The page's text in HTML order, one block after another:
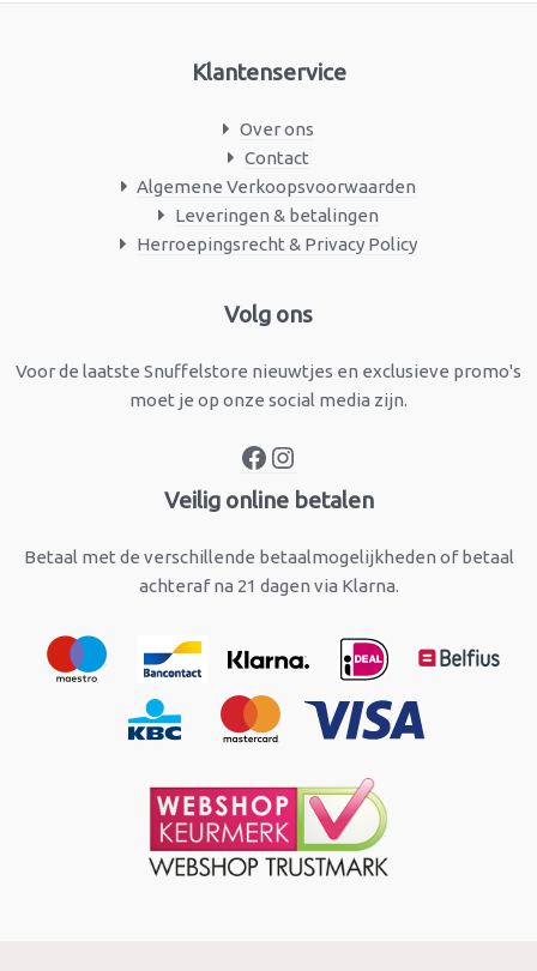
Klantenservice
Over ons
Contact
Algemene Verkoopsvoorwaarden
Leveringen & betalingen
Herroepingsrecht & Privacy Policy
Volg ons
Voor de laatste Snuffelstore nieuwtjes en exclusieve promo's
moet je op onze social media zijn.
Facebook
Veilig online betalen
Betaal met de verschillende betaalmogelijkheden of betaal
achteraf na 21 dagen via Klarna.